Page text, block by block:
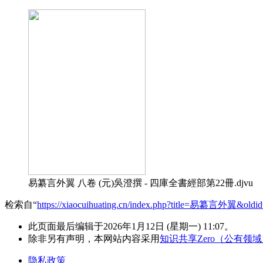
易纂言外翼 八卷 (元)吳澄撰 - 四庫全書經部第22冊.djvu
检索自“https://xiaocuihuating.cn/index.php?title=易纂言外翼
此页面最后编辑于2026年1月12日 (星期一) 11:07。
除非另有声明，本网站内容采用知识共享Zero（公有领域
隐私政策